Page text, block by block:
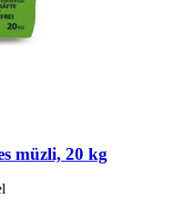
müzli, 20 kg